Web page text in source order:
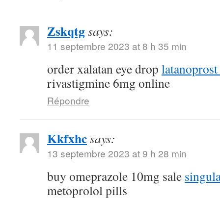
Zskqtgsays:
11 septembre 2023 at 8 h 35 min
order xalatan eye drop
rivastigmine 6mg online
Répondre
Kkfxhcsays:
13 septembre 2023 at 9 h 28 min
buy omeprazole 10mg sale
metoprolol pills